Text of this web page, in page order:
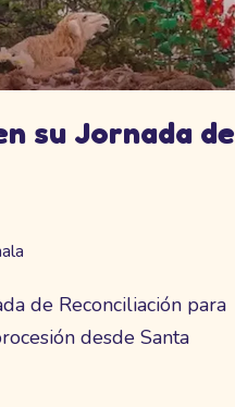
su Jornada de
de Reconciliación para
desde Santa